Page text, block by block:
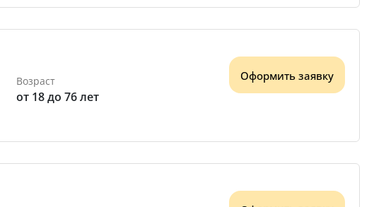
Возраст
от 18 до 76 лет
Оформить заявку